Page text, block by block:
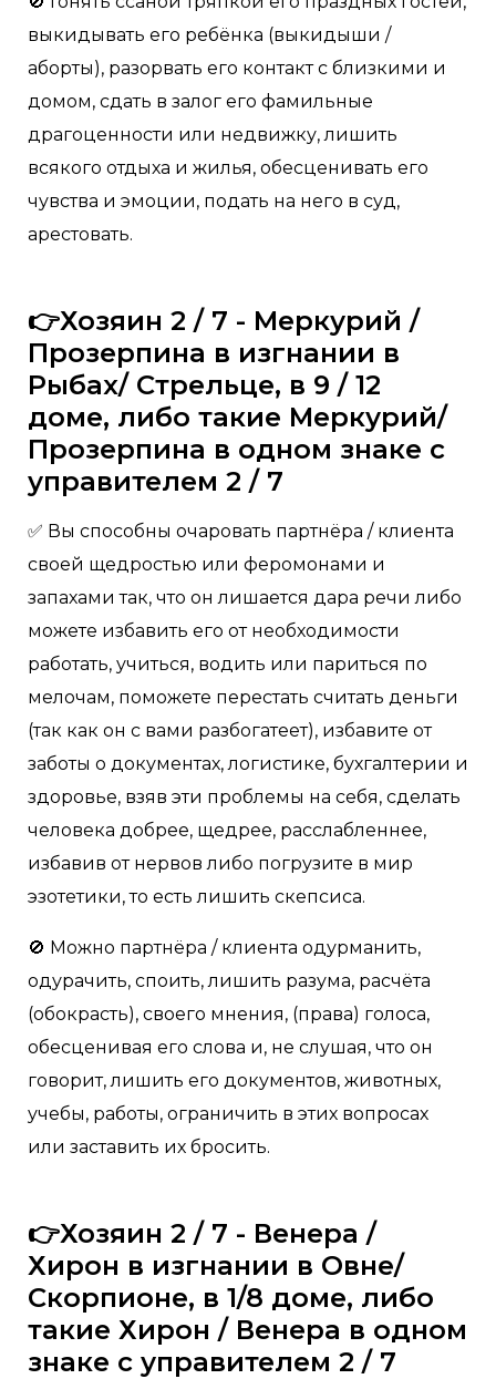
выкидывать его ребёнка (выкидыши /
аборты), разорвать его контакт с близкими и
домом, сдать в залог его фамильные
драгоценности или недвижку, лишить
всякого отдыха и жилья, обесценивать его
чувства и эмоции, подать на него в суд,
арестовать.
👉Хозяин 2 / 7 - Меркурий /
Прозерпина в изгнании в
Рыбах/ Стрельце, в 9 / 12
доме, либо такие Меркурий/
Прозерпина в одном знаке с
управителем 2 / 7
✅ Вы способны очаровать партнёра / клиента
своей щедростью или феромонами и
запахами так, что он лишается дара речи либо
можете избавить его от необходимости
работать, учиться, водить или париться по
мелочам, поможете перестать считать деньги
(так как он с вами разбогатеет), избавите от
заботы о документах, логистике, бухгалтерии и
здоровье, взяв эти проблемы на себя, сделать
человека добрее, щедрее, расслабленнее,
избавив от нервов либо погрузите в мир
эзотетики, то есть лишить скепсиса.
🚫 Можно партнёра / клиента одурманить,
одурачить, споить, лишить разума, расчёта
(обокрасть), своего мнения, (права) голоса,
обесценивая его слова и, не слушая, что он
говорит, лишить его документов, животных,
учебы, работы, ограничить в этих вопросах
или заставить их бросить.
👉Хозяин 2 / 7 - Венера /
Хирон в изгнании в Овне/
Скорпионе, в 1/8 доме, либо
такие Хирон / Венера в одном
знаке с управителем 2 / 7